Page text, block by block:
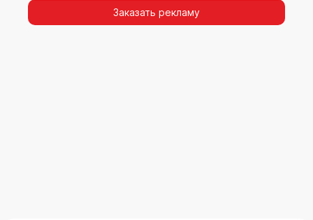
повторных контактов.Заказать рекламу